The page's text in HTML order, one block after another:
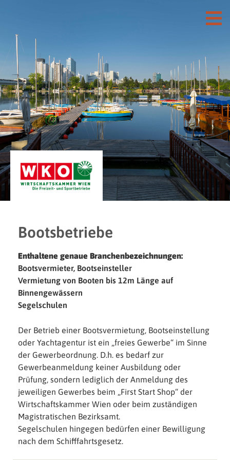
Bootsbetriebe
Enthaltene genaue Branchenbezeichnungen:
Bootsvermieter, Bootseinsteller
Vermietung von Booten bis 12m Länge auf
Binnengewässern
Segelschulen
Der Betrieb einer Bootsvermietung, Bootseinstellung
oder Yachtagentur ist ein „freies Gewerbe“ im Sinne
der Gewerbeordnung. D.h. es bedarf zur
Gewerbeanmeldung keiner Ausbildung oder
Prüfung, sondern lediglich der Anmeldung des
jeweiligen Gewerbes beim „First Start Shop“ der
Wirtschaftskammer Wien oder beim zuständigen
Magistratischen Bezirksamt.
Segelschulen hingegen bedürfen einer Bewilligung
nach dem Schifffahrtsgesetz.